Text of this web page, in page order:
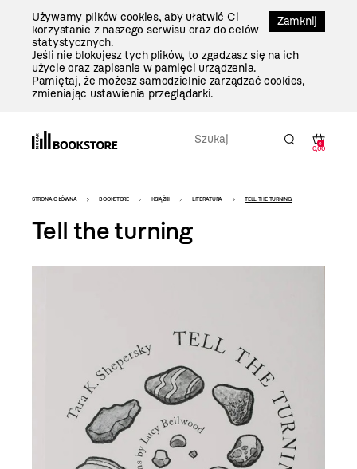
Zamknij
Używamy plików cookies, aby ułatwić Ci
korzystanie z naszego serwisu oraz do celów
statystycznych.
Jeśli nie blokujesz tych plików, to zgadzasz się na ich
użycie oraz zapisanie w pamięci urządzenia.
Pamiętaj, że możesz samodzielnie zarządzać cookies,
zmieniając ustawienia przeglądarki.
0
0,00
Bookstore
-
szablon
szczegóły
STRONA GŁÓWNA BOOKSTORE KSIĄŻKI LITERATURA TELL THE TURNING
Tell the turning